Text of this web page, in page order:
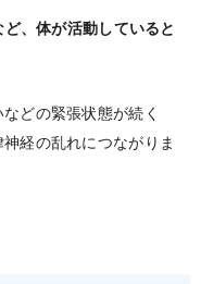
、体が活動していると
どの緊張状態が続く
経の乱れにつながりま